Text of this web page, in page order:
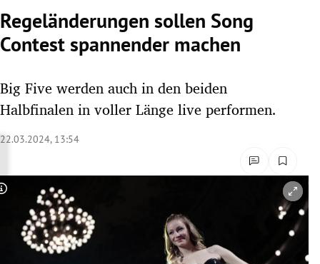
Untermenü
Untermenü
Regeländerungen sollen Song
Contest spannender machen
Big Five werden auch in den beiden
Halbfinalen in voller Länge live performen.
22.03.2024, 13:54
Copyright-Hinweis öffnen/schließen